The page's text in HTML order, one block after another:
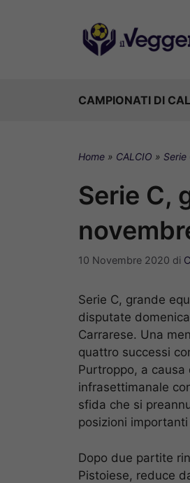
CAMPIONATI DI
Home » CALCIO » Serie
Serie C,
10 Novembre 2020 di
Serie C, grande
disputate
Carrarese. Una
quattro successi
Purtroppo, a
infrasettimanale
sfida che si
posizioni
Dopo due partite
Pistoiese, reduce